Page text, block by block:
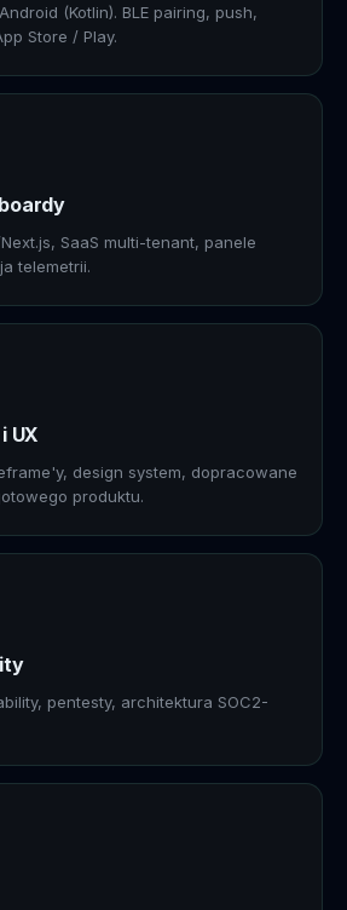
(Kotlin). BLE pairing, push,
Store / Play.
SaaS multi-tenant, panele
telemetrii.
UX
design system, dopracowane
produktu.
pentesty, architektura SOC2-